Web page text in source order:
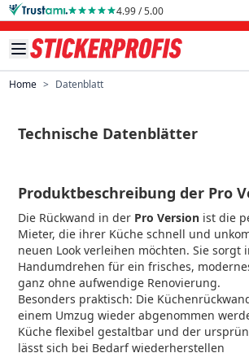
Skip to Content 4.99 / 5.00
Home > Datenblatt
Technische Datenblätter
Produktbeschreibung der Pro
Die Rückwand in der Pro Version ist die
Mieter, die ihrer Küche schnell und
neuen Look verleihen möchten. Sie sorgt
Handumdrehen für ein frisches,
ganz ohne aufwendige Renovierung.
Besonders praktisch: Die
einem Umzug wieder abgenommen
Küche flexibel gestaltbar und der
lässt sich bei Bedarf wiederherstellen